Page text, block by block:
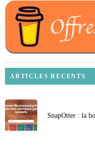
ARTICLES RECENTS
SnapOtter : la